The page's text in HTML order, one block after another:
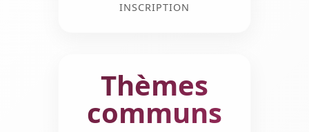
INSCRIPTION
Thèmes
communs